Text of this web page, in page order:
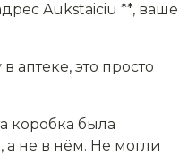
Aukstaiciu **, ваше
аптеке, это просто
коробка была
а не в нём. Не могли